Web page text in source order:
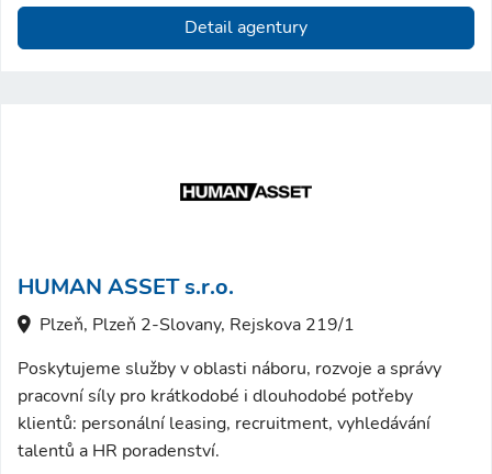
Detail agentury
HUMAN ASSET s.r.o.
Plzeň, Plzeň 2-Slovany, Rejskova 219/1
Poskytujeme služby v oblasti náboru, rozvoje a správy
pracovní síly pro krátkodobé i dlouhodobé potřeby
klientů: personální leasing, recruitment, vyhledávání
talentů a HR poradenství.